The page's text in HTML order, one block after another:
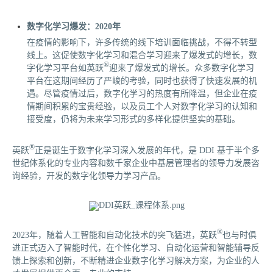
数字化学习爆发：2020年
在疫情的影响下，许多传统的线下培训面临挑战，不得不转型
线上。这促使数字化学习和混合学习迎来了爆发式的增长，数
字化学习平台如英跃®迎来了爆发式的增长。众多数字化学习
平台在这期间经历了严峻的考验，同时也获得了快速发展的机
遇。尽管疫情过后，数字化学习的热度有所降温，但企业在疫
情期间积累的宝贵经验，以及员工个人对数字化学习的认知和
接受度，仍将为未来学习形式的多样化提供坚实的基础。
英跃®正是诞生于数字化学习深入发展的年代，是 DDI 基于半个多
世纪体系化的专业内容和数千家企业中基层管理者的领导力发展咨
询经验，开发的数字化领导力学习产品。
2023年，随着人工智能和自动化技术的突飞猛进，英跃®也与时俱
进正式迈入了智能时代，在个性化学习、自动化运营和智能辅导反
馈上探索和创新，不断精进企业数字化学习解决方案，为企业的人